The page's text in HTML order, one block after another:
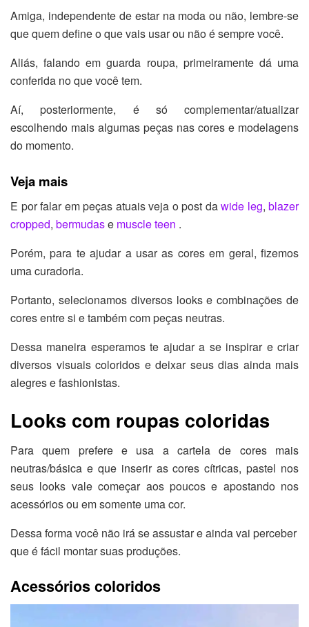
Amiga, independente de estar na moda ou não, lembre-se
que quem define o que vais usar ou não é sempre você.
Aliás, falando em guarda roupa, primeiramente dá uma
conferida no que você tem.
Aí, posteriormente, é só complementar/atualizar
escolhendo mais algumas peças nas cores e modelagens
do momento.
Veja mais
E por falar em peças atuais veja o post dawide leg, blazer
cropped, bermudase muscle teen .
Porém, para te ajudar a usar as cores em geral, fizemos
uma curadoria.
Portanto, selecionamos diversos looks e combinações de
cores entre si e também com peças neutras.
Dessa maneira esperamos te ajudar a se inspirar e criar
diversos visuais coloridos e deixar seus dias ainda mais
alegres e fashionistas.
Looks com roupas coloridas
Para quem prefere e usa a cartela de cores mais
neutras/básica e que inserir as cores cítricas, pastel nos
seus looks vale começar aos poucos e apostando nos
acessórios ou em somente uma cor.
Dessa forma você não irá se assustar e ainda vai perceber
que é fácil montar suas produções.
Acessórios coloridos